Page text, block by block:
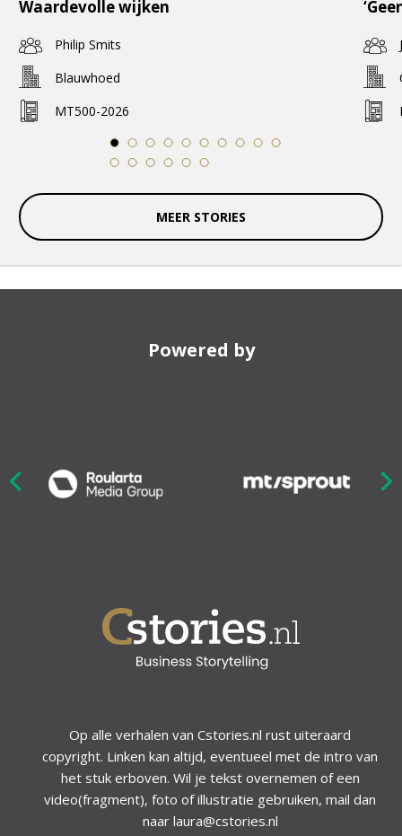
Waardevolle wijken
Philip Smits
Blauwhoed
MT500-2026
1
2 3 4 5 6 7 8 9
10
11 12 13 14 15 16
MEER STORIES
Powered by
Op alle verhalen van Cstories.nl rust uiteraard
copyright. Linken kan altijd, eventueel met de intro van
het stuk erboven. Wil je tekst overnemen of een
video(fragment), foto of illustratie gebruiken, mail dan
naar laura@cstories.nl